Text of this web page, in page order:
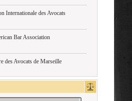
Internationale des Avocats
Bar Association
des Avocats de Marseille